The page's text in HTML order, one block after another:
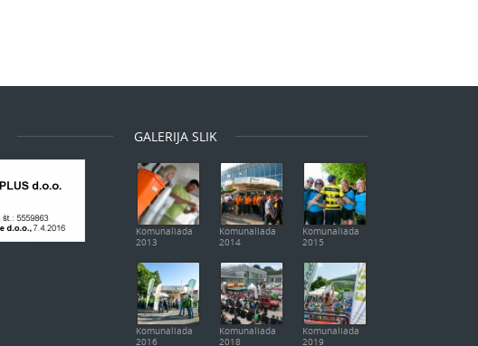
GALERIJA SLIK
Komunaliada
2013
Komunaliada
2014
Komunaliada
2015
Komunaliada
2016
Komunaliada
2018
Komunaliada
2019